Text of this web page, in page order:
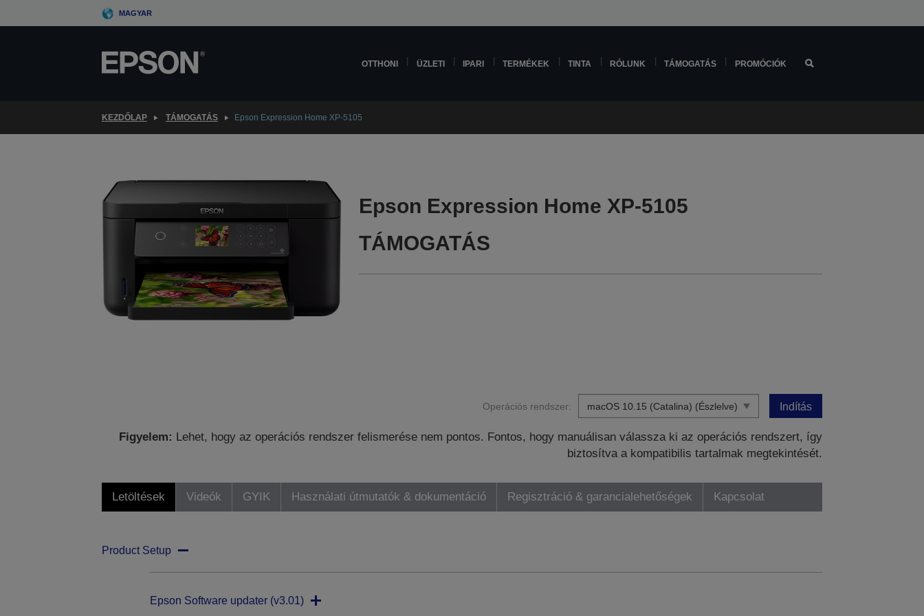
to
MAGYAR
OTTHONI ÜZLETI IPARI TERMÉKEK TINTA RÓLUNK TÁMOGATÁS PROMÓCIÓK
KEZDŐLAP TÁMOGATÁS Epson Expression Home XP-5105
Epson Expression Home XP-5105
TÁMOGATÁS
Operációs rendszer: Indítás
Figyelem: Lehet, hogy az operációs rendszer felismerése nem pontos. Fontos, hogy manuálisan válassza ki az operációs rendszert, így
biztosítva a kompatibilis tartalmak megtekintését.
Letöltések Videók GYIK Használati útmutatók & dokumentáció Regisztráció & garancialehetőségek Kapcsolat
Product Setup
Epson Software updater (v3.01)